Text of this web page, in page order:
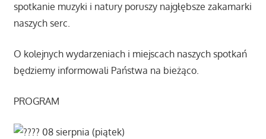
spotkanie muzyki i natury poruszy najgłębsze zakamarki
naszych serc.
O kolejnych wydarzeniach i miejscach naszych spotkań
będziemy informowali Państwa na bieżąco.
PROGRAM
08 sierpnia (piątek)